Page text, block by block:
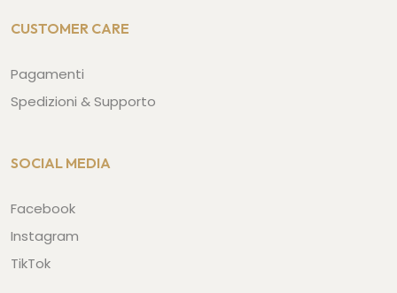
CUSTOMER CARE
Pagamenti
Spedizioni & Supporto
SOCIAL MEDIA
Facebook
Instagram
TikTok